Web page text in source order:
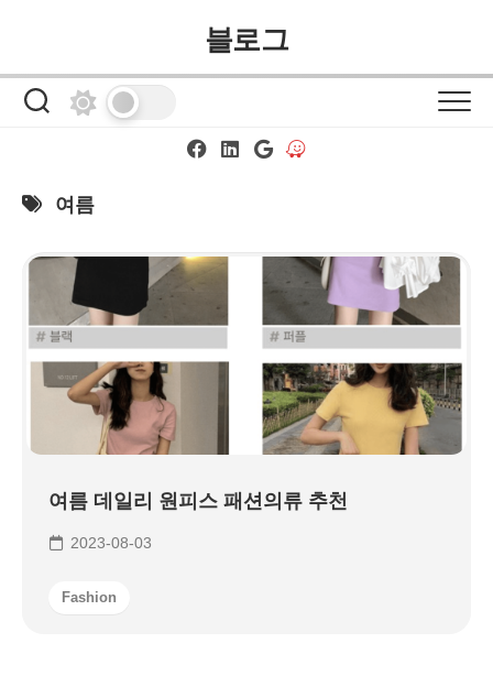
블로그
여름
여름 데일리 원피스 패션의류 추천
2023-08-03
Fashion